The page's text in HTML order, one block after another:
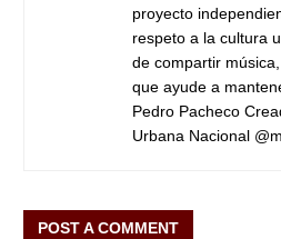
proyecto
respeto a la cultura
de compartir
que ayude a
Pedro Pacheco
Urbana Nacional
POST A COMMENT